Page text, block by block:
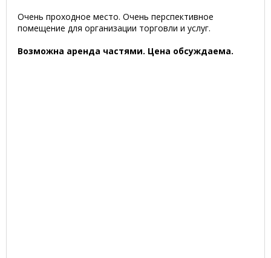
Очень проходное место. Очень перспективное
помещение для организации торговли и услуг.
Возможна аренда частями. Цена обсуждаема.